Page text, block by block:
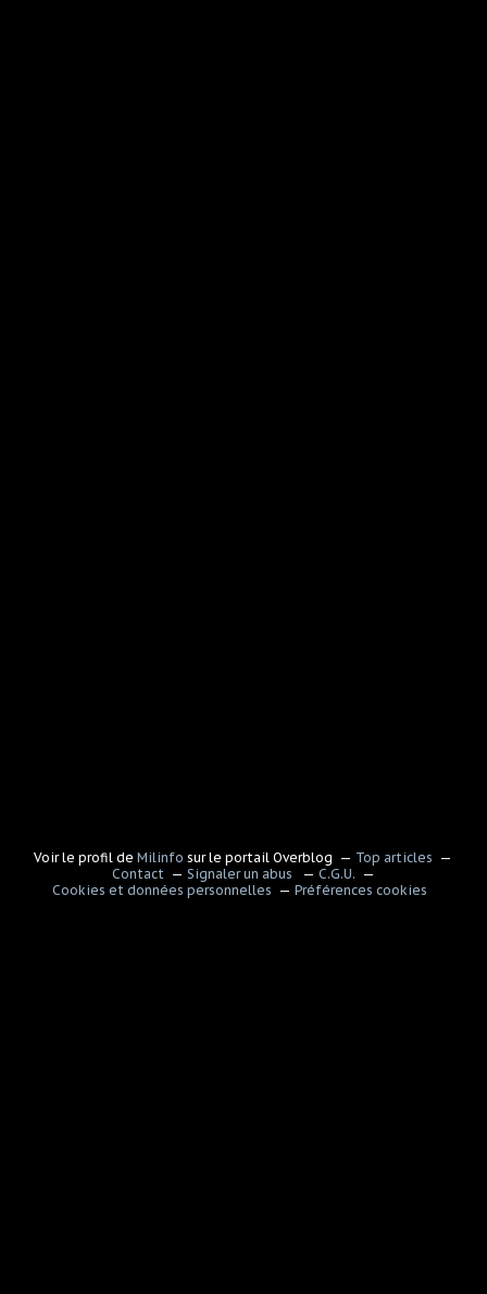
Voir le profil deMilinfo sur le portail Overblog
Top articles
Contact
Signaler un abus
C.G.U.
Cookies et données personnelles
Préférences cookies